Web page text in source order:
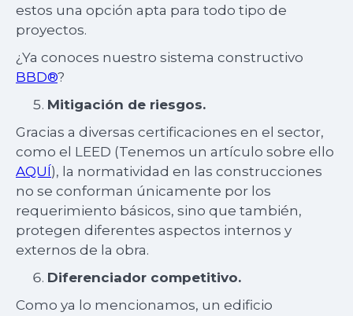
estos una opción apta para todo tipo de
proyectos.
¿Ya conoces nuestro sistema constructivo
BBD®?
Mitigación de riesgos.
Gracias a diversas certificaciones en el sector,
como el LEED (Tenemos un artículo sobre ello
AQUÍ), la normatividad en las construcciones
no se conforman únicamente por los
requerimiento básicos, sino que también,
protegen diferentes aspectos internos y
externos de la obra.
Diferenciador competitivo.
Como ya lo mencionamos, un edificio